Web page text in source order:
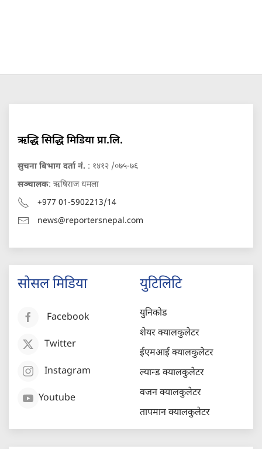
ऋद्धि सिद्धि मिडिया प्रा.लि.
सुचना बिभाग दर्ता नं. : १४१२ /०७५-७६
सञ्चालक: ऋषिराज धमला
+977 01-5902213/14
news@reportersnepal.com
सोसल मिडिया
Facebook
Twitter
Instagram
Youtube
युटिलिटि
युनिकोड
शेयर क्यालकुलेटर
ईएमआई क्यालकुलेटर
ल्यान्ड क्यालकुलेटर
वजन क्यालकुलेटर
तापमान क्यालकुलेटर